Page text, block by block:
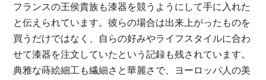
フランスの王侯貴族も漆器を競うようにして手に入れた
と伝えられています。彼らの場合は出来上がったものを
買うだけではなく、自らの好みやライフスタイルに合わ
せて漆器を注文していたという記録も残されています。
典雅な蒔絵細工も繊細さと華麗さで、ヨーロッパ人の美